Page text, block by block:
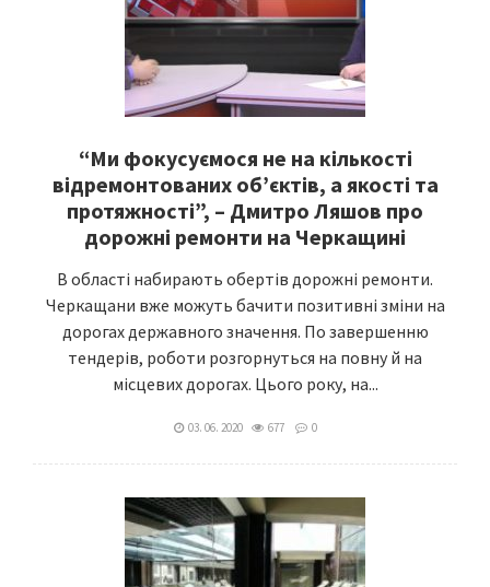
“Ми фокусуємося не на кількості
відремонтованих об’єктів, а якості та
протяжності”, – Дмитро Ляшов про
дорожні ремонти на Черкащині
В області набирають обертів дорожні ремонти.
Черкащани вже можуть бачити позитивні зміни на
дорогах державного значення. По завершенню
тендерів, роботи розгорнуться на повну й на
місцевих дорогах. Цього року, на...
03. 06. 2020 677 0